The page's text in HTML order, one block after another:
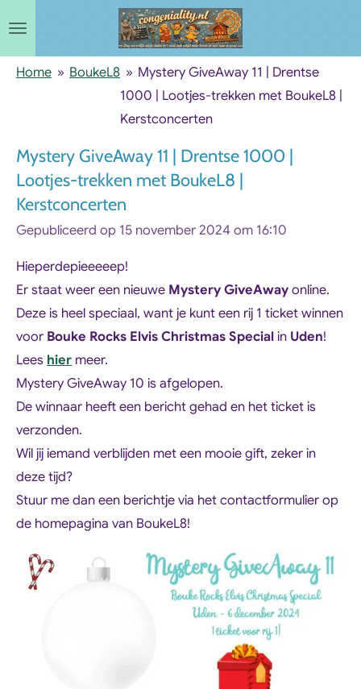
naar
Home » BoukeL8 » Mystery GiveAway 11 | Drentse
1000 | Lootjes-trekken met BoukeL8 |
Kerstconcerten
Mystery GiveAway 11 | Drentse 1000 |
Lootjes-trekken met BoukeL8 |
Kerstconcerten
Gepubliceerd op 15 november 2024 om 16:10
Hieperdepieeeeep!
Er staat weer een nieuwe Mystery GiveAwayonline.
Deze is heel speciaal, want je kunt een rij 1 ticket winnen
voor Bouke Rocks Elvis Christmas Specialin Uden!
Lees hier meer.
Mystery GiveAway 10 is afgelopen.
De winnaar heeft een bericht gehad en het ticket is
verzonden.
Wil jij iemand verblijden met een mooie gift, zeker in
deze tijd?
Stuur me dan een berichtje via het contactformulier op
de homepagina van BoukeL8!